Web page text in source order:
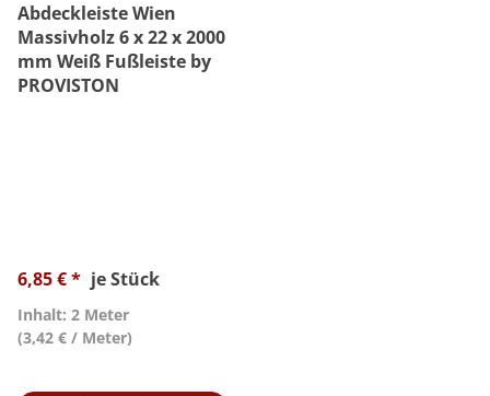
Abdeckleiste Wien
Massivholz 6 x 22 x 2000
mm Weiß Fußleiste by
PROVISTON
6,85 € * je Stück
Inhalt: 2 Meter
(3,42 € / Meter)